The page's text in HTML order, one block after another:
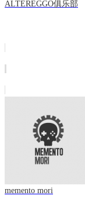
ALTEREGGO俱乐部
memento mori